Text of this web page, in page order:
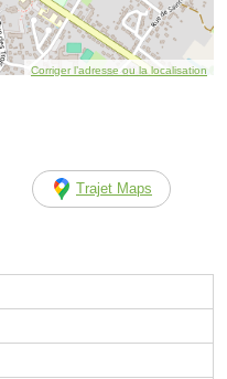
Corriger l’adresse ou la localisation
Trajet Maps